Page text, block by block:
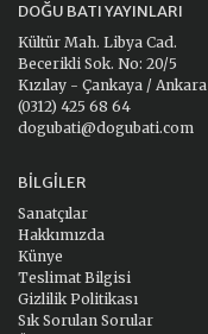
DOĞU BATI YAYINLARI
Kültür Mah. Libya Cad.
Becerikli Sok. No: 20/5
Kızılay - Çankaya / Ankara
(0312) 425 68 64
dogubati@dogubati.com
BILGILER
Sanatçılar
Hakkımızda
Künye
Teslimat Bilgisi
Gizlilik Politikası
Sık Sorulan Sorular